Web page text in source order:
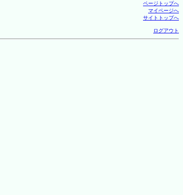
ページトップへ
マイページへ
サイトトップへ
ログアウト